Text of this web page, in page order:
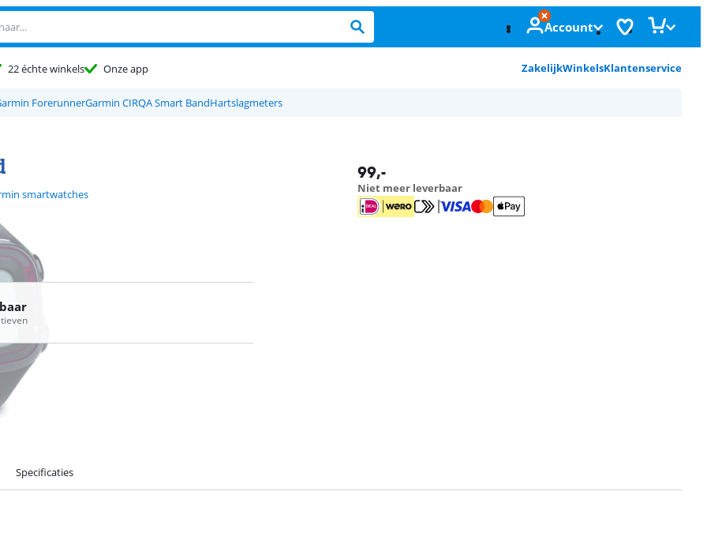
Account
22 échte winkels Onze app ZakelijkWinkelsKlantenservice
ForerunnerGarmin CIRQA Smart BandHartslagmeters
smartwatches
99,-
Niet meer leverbaar
Specificaties